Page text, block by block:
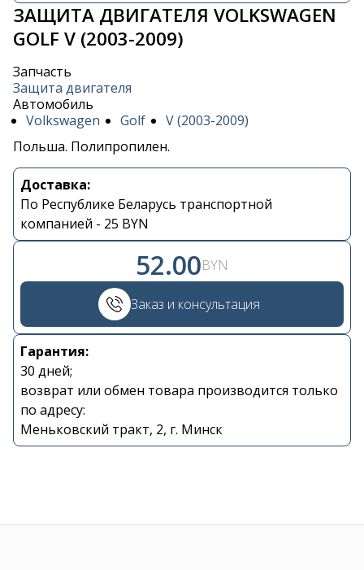
ЗАЩИТА ДВИГАТЕЛЯ VOLKSWAGEN
GOLF V (2003-2009)
Запчасть
Защита двигателя
Автомобиль
Volkswagen
Golf
V (2003-2009)
Польша. Полипропилен.
Доставка:
По Республике Беларусь транспортной
компанией - 25 BYN
52.00BYN
Заказ и консультация
Гарантия:
30 дней;
возврат или обмен товара производится только
по адресу:
Меньковский тракт, 2, г. Минск
Контакты
+375 29 870 15 80
Viber
shupik21@bk.ru